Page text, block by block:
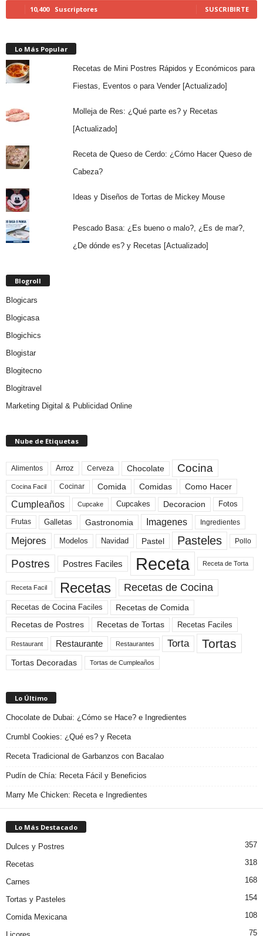
10,400 Suscriptores SUSCRIBIRTE
Lo Más Popular
Recetas de Mini Postres Rápidos y Económicos para
Fiestas, Eventos o para Vender [Actualizado]
Molleja de Res: ¿Qué parte es? y Recetas
[Actualizado]
Receta de Queso de Cerdo: ¿Cómo Hacer Queso de
Cabeza?
Ideas y Diseños de Tortas de Mickey Mouse
Pescado Basa: ¿Es bueno o malo?, ¿Es de mar?,
¿De dónde es? y Recetas [Actualizado]
Blogroll
Blogicars
Blogicasa
Blogichics
Blogistar
Blogitecno
Blogitravel
Marketing Digital & Publicidad Online
Nube de Etiquetas
Alimentos Arroz Cerveza Chocolate Cocina
Cocina Facil Cocinar Comida Comidas Como Hacer
Cumpleaños Cupcake Cupcakes Decoracion Fotos
Frutas Galletas Gastronomia Imagenes Ingredientes
Mejores Modelos Navidad Pastel Pasteles Pollo
Postres Postres Faciles Receta Receta de Torta
Receta Facil Recetas Recetas de Cocina
Recetas de Cocina Faciles
Recetas de Comida
Recetas de Postres
Recetas de Tortas Recetas Faciles
Restaurant Restaurante Restaurantes Torta Tortas
Tortas Decoradas Tortas de Cumpleaños
Lo Último
Chocolate de Dubai: ¿Cómo se Hace? e Ingredientes
Crumbl Cookies: ¿Qué es? y Receta
Receta Tradicional de Garbanzos con Bacalao
Pudín de Chía: Receta Fácil y Beneficios
Marry Me Chicken: Receta e Ingredientes
Lo Más Destacado
Dulces y Postres 357
Recetas 318
Carnes 168
Tortas y Pasteles 154
Comida Mexicana 108
75